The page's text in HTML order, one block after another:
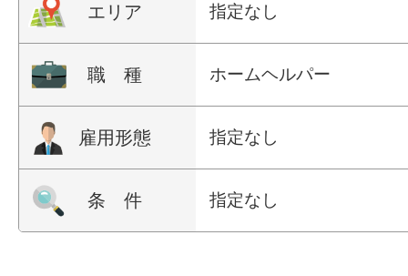
エリア 指定なし
職 種 ホームヘルパー
雇用形態 指定なし
条 件 指定なし